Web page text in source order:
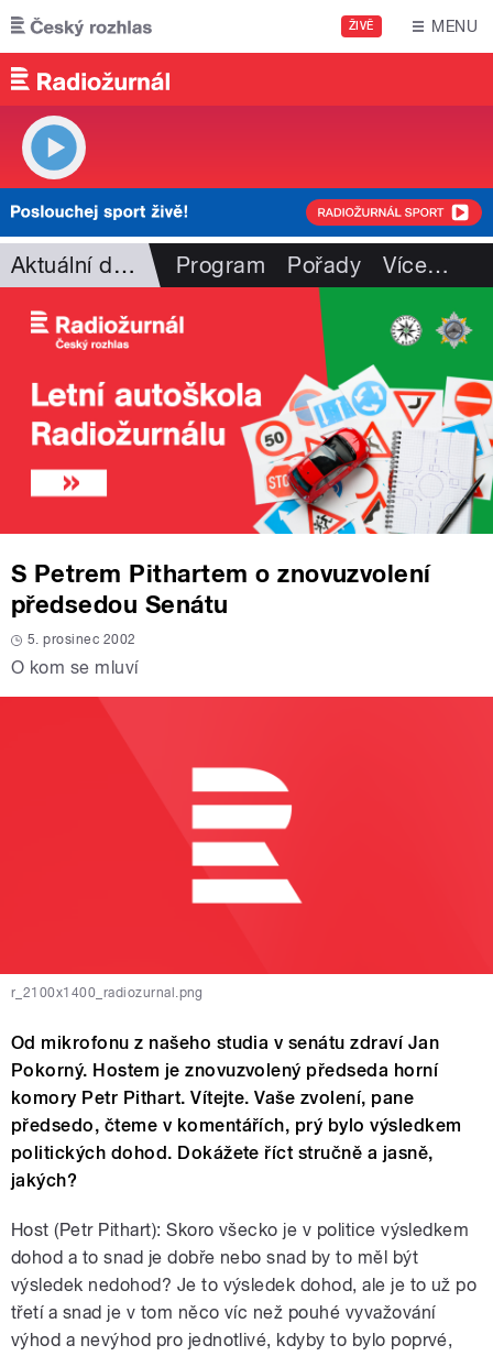
Přejít k hlavnímu obsahu
ŽIVĚ MENU
Aktuální dění Program Pořady Více…
S Petrem Pithartem o znovuzvolení
předsedou Senátu
5. prosinec 2002
O kom se mluví
r_2100x1400_radiozurnal.png
Od mikrofonu z našeho studia v senátu zdraví Jan
Pokorný. Hostem je znovuzvolený předseda horní
komory Petr Pithart. Vítejte. Vaše zvolení, pane
předsedo, čteme v komentářích, prý bylo výsledkem
politických dohod. Dokážete říct stručně a jasně,
jakých?
Host (Petr Pithart): Skoro všecko je v politice výsledkem
dohod a to snad je dobře nebo snad by to měl být
výsledek nedohod? Je to výsledek dohod, ale je to už po
třetí a snad je v tom něco víc než pouhé vyvažování
výhod a nevýhod pro jednotlivé, kdyby to bylo poprvé,